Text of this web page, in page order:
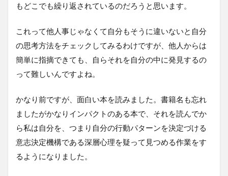
もどこでも繰り返されているのだろうと思います。
これって他人事じゃなくて自分もそうに違いないと自分
の思考方法をチェックしてみるわけですが、他人からは
簡単に指摘できても、自らそれを自分の中に発見するの
って難しいんですよね。
かなり前ですが、面白い本を読みました。書籍名も忘れ
ましたがかなりインパクトのある本で、それを読んでか
ら私は自分を、つまり自分の行動パターンを決定づける
意志決定機構である深層心理を疑って見つめる作業をす
るようになりました。